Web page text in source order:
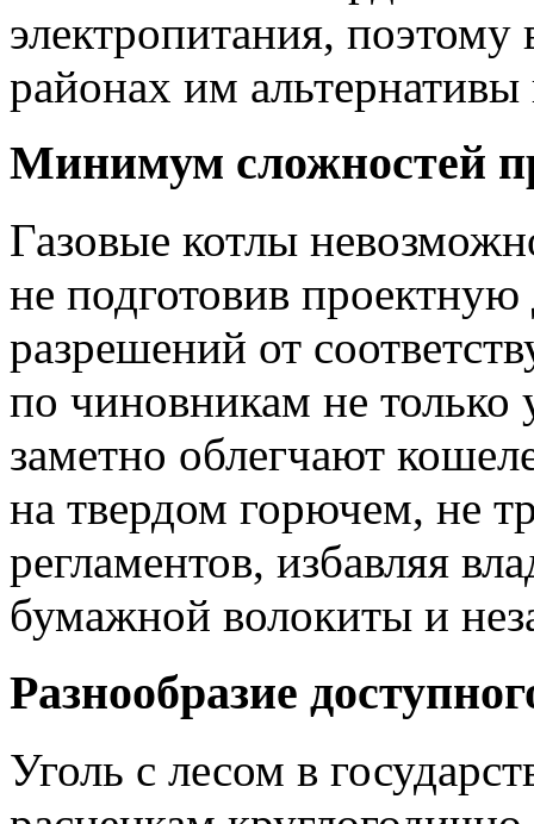
электропитания,
районах им альтернативы
Минимум сложностей
Газовые котлы
не подготовив
разрешений от
по чиновникам не
заметно облегчают
на твердом горючем, не
регламентов, избавляя
бумажной волокиты и
Разнообразие
Уголь с лесом в